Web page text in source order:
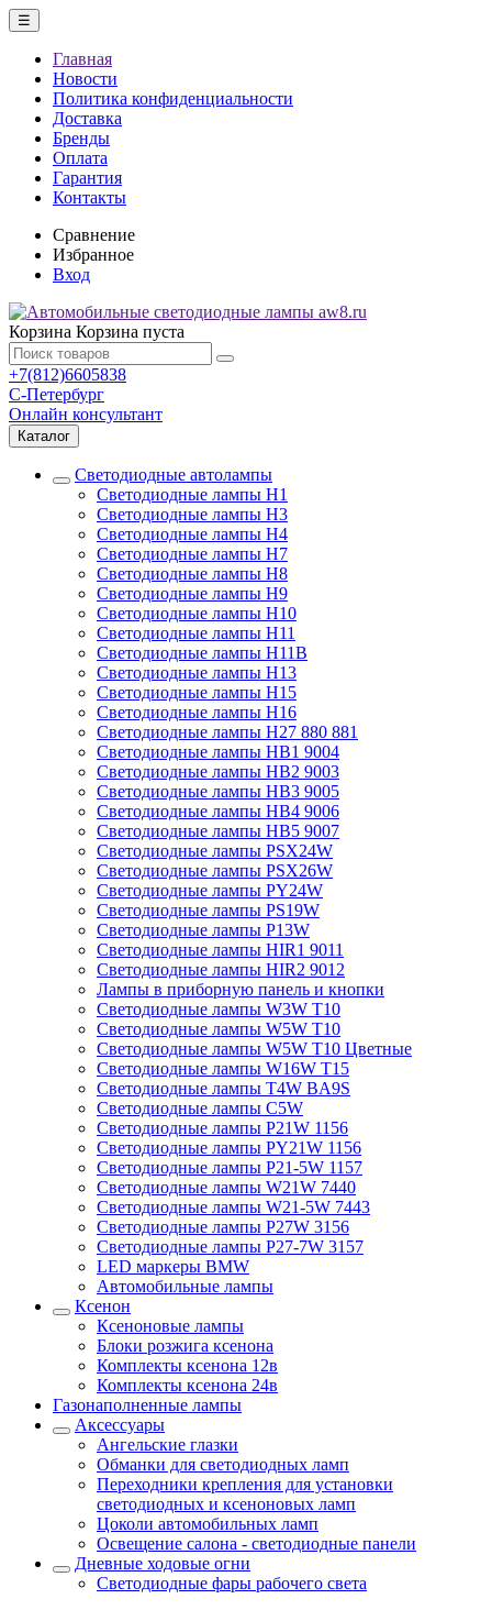
☰
Главная
Новости
Политика конфиденциальности
Доставка
Бренды
Оплата
Гарантия
Контакты
Сравнение
Избранное
Вход
Корзина Корзина пуста
+7(812)6605838
С-Петербург
Онлайн консультант
Каталог
Светодиодные автолампы
Светодиодные лампы H1
Светодиодные лампы H3
Светодиодные лампы H4
Светодиодные лампы H7
Светодиодные лампы H8
Светодиодные лампы H9
Светодиодные лампы H10
Светодиодные лампы H11
Светодиодные лампы H11B
Светодиодные лампы H13
Светодиодные лампы H15
Светодиодные лампы H16
Светодиодные лампы H27 880 881
Светодиодные лампы HB1 9004
Светодиодные лампы HB2 9003
Светодиодные лампы HB3 9005
Светодиодные лампы HB4 9006
Светодиодные лампы HB5 9007
Светодиодные лампы PSX24W
Светодиодные лампы PSX26W
Светодиодные лампы PY24W
Светодиодные лампы PS19W
Светодиодные лампы P13W
Светодиодные лампы HIR1 9011
Светодиодные лампы HIR2 9012
Лампы в приборную панель и кнопки
Светодиодные лампы W3W T10
Светодиодные лампы W5W T10
Светодиодные лампы W5W T10 Цветные
Светодиодные лампы W16W T15
Светодиодные лампы T4W BA9S
Светодиодные лампы C5W
Светодиодные лампы P21W 1156
Светодиодные лампы PY21W 1156
Светодиодные лампы P21-5W 1157
Светодиодные лампы W21W 7440
Светодиодные лампы W21-5W 7443
Светодиодные лампы P27W 3156
Светодиодные лампы P27-7W 3157
LED маркеры BMW
Автомобильные лампы
Ксенон
Ксеноновые лампы
Блоки розжига ксенона
Комплекты ксенона 12в
Комплекты ксенона 24в
Газонаполненные лампы
Аксессуары
Ангельские глазки
Обманки для светодиодных ламп
Переходники крепления для установки
светодиодных и ксеноновых ламп
Цоколи автомобильных ламп
Освещение салона - светодиодные панели
Дневные ходовые огни
Светодиодные фары рабочего света